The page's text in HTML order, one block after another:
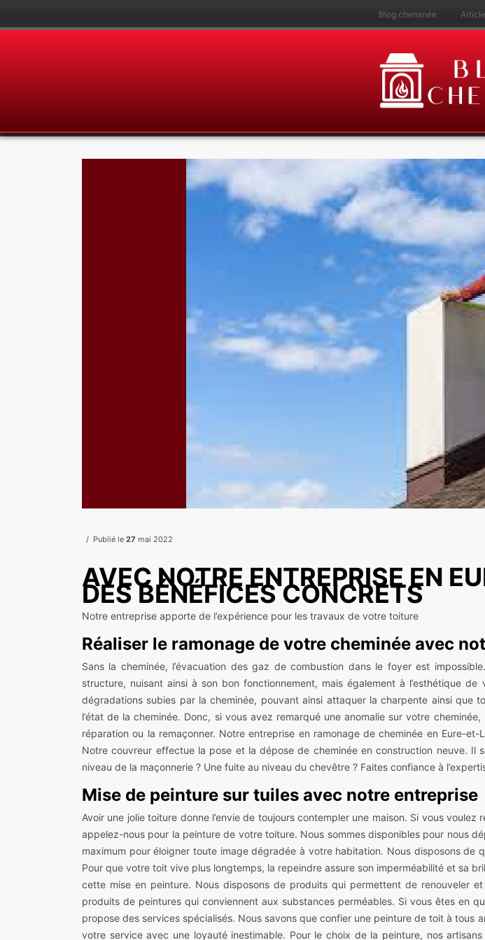
Blog cheminée
Publié le 27 mai 2022
AVEC NOTRE ENTREPRISE EN
DES BÉNÉFICES CONCRETS
Notre entreprise apporte de l’expérience pour les travaux de votre toiture
Réaliser le ramonage de votre cheminée avec
Sans la cheminée, l’évacuation des gaz de combustion dans le foyer est
structure, nuisant ainsi à son bon fonctionnement, mais également à l’esthétique
dégradations subies par la cheminée, pouvant ainsi attaquer la charpente ainsi que
l’état de la cheminée. Donc, si vous avez remarqué une anomalie sur votre
réparation ou la remaçonner. Notre entreprise en ramonage de cheminée en Eure-
Notre couvreur effectue la pose et la dépose de cheminée en construction neuve.
niveau de la maçonnerie ? Une fuite au niveau du chevêtre ? Faites confiance à
Mise de peinture sur tuiles avec notre entreprise
Avoir une jolie toiture donne l’envie de toujours contempler une maison. Si vous
appelez-nous pour la peinture de votre toiture. Nous sommes disponibles pour nous
maximum pour éloigner toute image dégradée à votre habitation. Nous disposons
Pour que votre toit vive plus longtemps, la repeindre assure son imperméabilité et sa
cette mise en peinture. Nous disposons de produits qui permettent de renouveler
produits de peintures qui conviennent aux substances perméables. Si vous êtes en
propose des services spécialisés. Nous savons que confier une peinture de toit à tous
votre service avec une loyauté inestimable. Pour le choix de la peinture, nos